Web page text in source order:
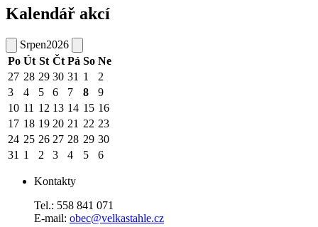
Kalendář akcí
Srpen2026
Po Út St Čt Pá So Ne
27 28 29 30 31 1
2
3
4 5 6 7 8
9
10 11 12 13 14 15 16
17 18 19 20 21 22 23
24 25 26 27 28 29 30
31 1 2 3 4 5 6
Kontakty
Tel.: 558 841 071
E-mail: obec@velkastahle.cz